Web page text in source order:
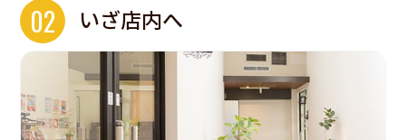
02 いざ店内へ